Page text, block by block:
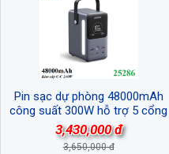
Pin sạc dự phòng 48000mAh
công suất 300W hỗ trợ 5 cổng
sạc Ugreen 25286/PB770 có màn
hình cao cấp
3,430,000 đ
3,650,000 đ